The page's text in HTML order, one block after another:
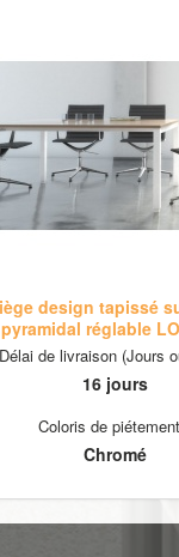
design tapissé
pyramidal réglable
Délai de livraison (Jours
16 jours
Coloris de piétement
Chromé